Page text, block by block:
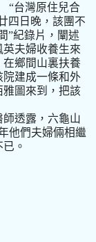
“台灣原住兒合
四日晚，該團不
”紀錄片，闡述
夫婦收養生來
鄉間山裏扶養
建成一條和外
雅圖來到，把該
透露，六龜山
他們夫婦倆相繼
。